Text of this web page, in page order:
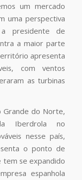
um mercado
uma perspectiva
presidente de
a maior parte
apresenta
com ventos
as turbinas
Grande do Norte,
Iberdrola no
nesse país,
o ponto de
se expandido
espanhola